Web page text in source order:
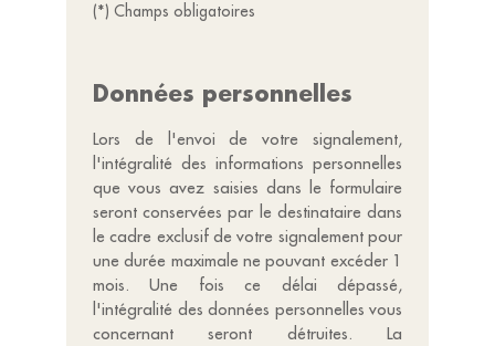
(*) Champs obligatoires
Données personnelles
Lors de l'envoi de votre signalement,
l'intégralité des informations personnelles
que vous avez saisies dans le formulaire
seront conservées par le destinataire dans
le cadre exclusif de votre signalement pour
une durée maximale ne pouvant excéder 1
mois. Une fois ce délai dépassé,
l'intégralité des données personnelles vous
concernant seront détruites. La